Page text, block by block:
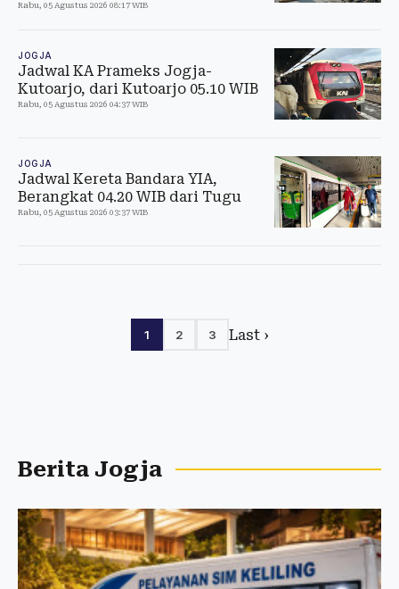
Rabu, 05 Agustus 2026 08:17 WIB
JOGJA
Jadwal KA Prameks Jogja-
Kutoarjo, dari Kutoarjo 05.10 WIB
Rabu, 05 Agustus 2026 04:37 WIB
JOGJA
Jadwal Kereta Bandara YIA,
Berangkat 04.20 WIB dari Tugu
Rabu, 05 Agustus 2026 03:37 WIB
1 2 3 Last ›
Berita Jogja